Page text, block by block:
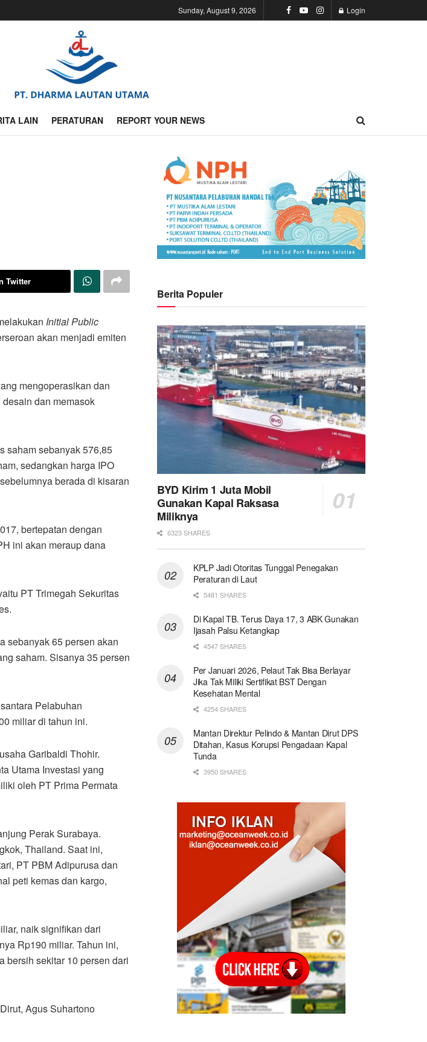
Sunday, August 9, 2026 Login
LAIN PERATURAN REPORT YOUR NEWS
Twitter
Initial Public
akan menjadi emiten
mengoperasikan dan
dan memasok
saham sebanyak 576,85
sedangkan harga ‎IPO
berada di kisaran
bertepatan dengan
ini akan meraup dana
PT Trimegah Sekuritas
sebanyak 65 persen akan
saham. Sisanya 35 persen
Pelabuhan
miliar di tahun ini.
Garibaldi Thohir.
Utama Investasi yang
oleh PT Prima Permata
Perak Surabaya.
Thailand.‎ Saat ini,
PT PBM Adipurusa dan
peti kemas dan kargo,
naik signifikan dari
Rp190 miliar. T‎ahun ini,
bersih sekitar 10 persen dari
Agus Suhartono
Berita Populer
BYD Kirim 1 Juta Mobil
Gunakan Kapal Raksasa
Miliknya
6323 SHARES
KPLP Jadi Otoritas Tunggal Penegakan
Peraturan di Laut
5481 SHARES
Di Kapal TB. Terus Daya 17, 3 ABK Gunakan
Ijasah Palsu Ketangkap
4547 SHARES
Per Januari 2026, Pelaut Tak Bisa Berlayar
Jika Tak Miliki Sertifikat BST Dengan
Kesehatan Mental
4254 SHARES
Mantan Direktur Pelindo & Mantan Dirut DPS
Ditahan, Kasus Korupsi Pengadaan Kapal
Tunda
3950 SHARES